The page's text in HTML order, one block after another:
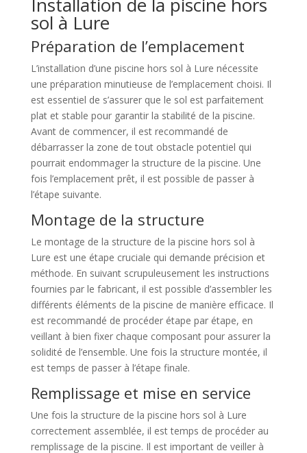
sol à Lure
Préparation de l’emplacement
L’installation d’une piscine hors sol à Lure nécessite
une préparation minutieuse de l’emplacement choisi. Il
est essentiel de s’assurer que le sol est parfaitement
plat et stable pour garantir la stabilité de la piscine.
Avant de commencer, il est recommandé de
débarrasser la zone de tout obstacle potentiel qui
pourrait endommager la structure de la piscine. Une
fois l’emplacement prêt, il est possible de passer à
l’étape suivante.
Montage de la structure
Le montage de la structure de la piscine hors sol à
Lure est une étape cruciale qui demande précision et
méthode. En suivant scrupuleusement les instructions
fournies par le fabricant, il est possible d’assembler les
différents éléments de la piscine de manière efficace. Il
est recommandé de procéder étape par étape, en
veillant à bien fixer chaque composant pour assurer la
solidité de l’ensemble. Une fois la structure montée, il
est temps de passer à l’étape finale.
Remplissage et mise en service
Une fois la structure de la piscine hors sol à Lure
correctement assemblée, il est temps de procéder au
remplissage de la piscine. Il est important de veiller à